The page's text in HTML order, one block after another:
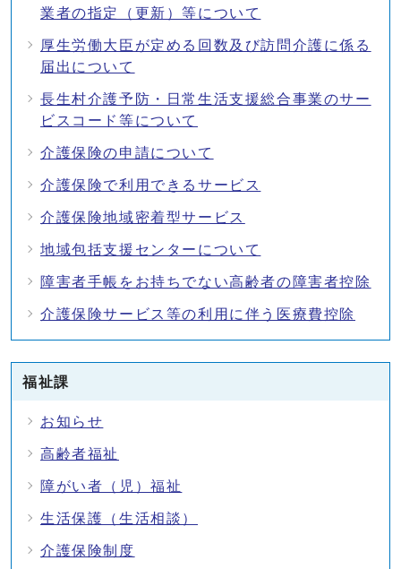
業者の指定（更新）等について
厚生労働大臣が定める回数及び訪問介護に係る
届出について
長生村介護予防・日常生活支援総合事業のサー
ビスコード等について
介護保険の申請について
介護保険で利用できるサービス
介護保険地域密着型サービス
地域包括支援センターについて
障害者手帳をお持ちでない高齢者の障害者控除
介護保険サービス等の利用に伴う医療費控除
福祉課
お知らせ
高齢者福祉
障がい者（児）福祉
生活保護（生活相談）
介護保険制度